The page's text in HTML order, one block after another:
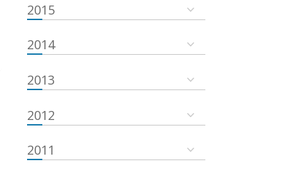
2015
2014
2013
2012
2011